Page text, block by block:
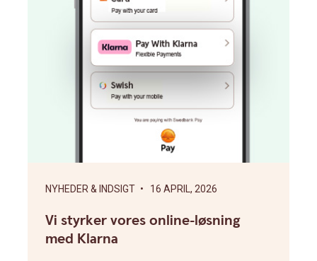
NYHEDER & INDSIGT • 16 APRIL, 2026
Vi styrker vores online-løsning
med Klarna